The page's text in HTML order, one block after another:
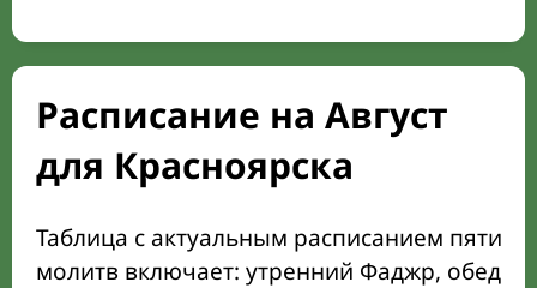
Расписание на Август
для Красноярска
Таблица с актуальным расписанием пяти
молитв включает: утренний Фаджр,